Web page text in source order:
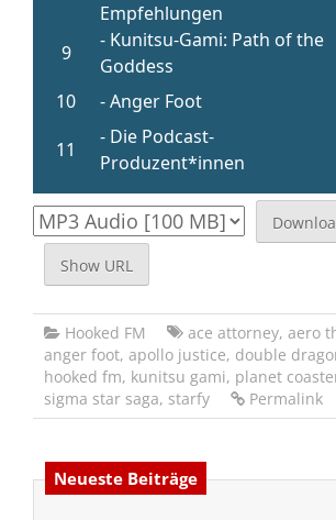
Show URL
Hooked FM ace attorney, aero
anger foot, apollo justice, double
hooked fm, kunitsu gami, planet
sigma star saga, starfy Permalink
Neueste Beiträge